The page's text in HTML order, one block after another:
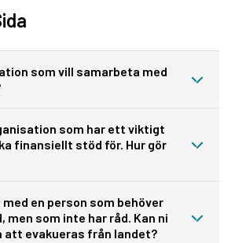
som vill samarbeta med
som har ett viktigt
finansiellt stöd för. Hur gör
en person som behöver
som inte har råd. Kan ni
att evakueras från landet?